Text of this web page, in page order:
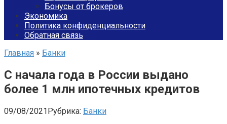
Бонусы от брокеров
Экономика
Политика конфиденциальности
Обратная связь
Главная » Банки
С начала года в России выдано
более 1 млн ипотечных кредитов
09/08/2021Рубрика: Банки